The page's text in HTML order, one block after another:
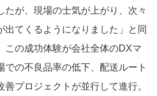
たが、現場の士気が上がり、次々
出てくるようになりました」と同
この成功体験が会社全体のDXマ
での不良品率の低下、配送ルート
プロジェクトが並行して進行。